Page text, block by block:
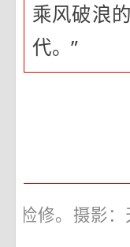
乘风破浪
代。”
检修。摄影